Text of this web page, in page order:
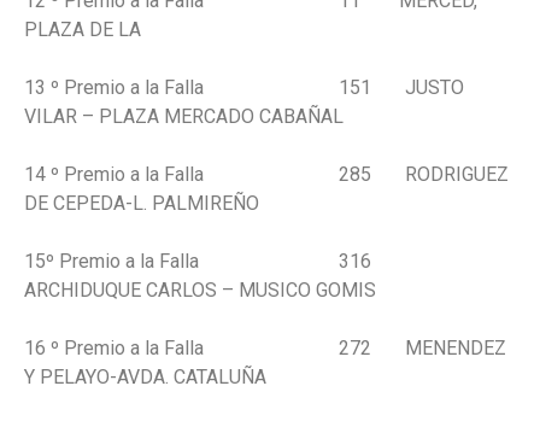
PLAZA DE LA
13 º Premio a la Falla 151 JUSTO
VILAR – PLAZA MERCADO CABAÑAL
14 º Premio a la Falla 285 RODRIGUEZ
DE CEPEDA-L. PALMIREÑO
15º Premio a la Falla 316
ARCHIDUQUE CARLOS – MUSICO GOMIS
16 º Premio a la Falla 272 MENENDEZ
Y PELAYO-AVDA. CATALUÑA